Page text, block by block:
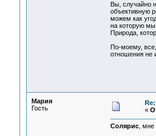
Вы, случайно
объективную
можем как
на которую мы
Природа,
По-моему,
отношения не
Мария
Гость
«
Солярис, мне